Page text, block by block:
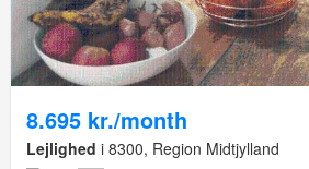
8.695 kr./month
Lejlighed i 8300, Region Midtjylland